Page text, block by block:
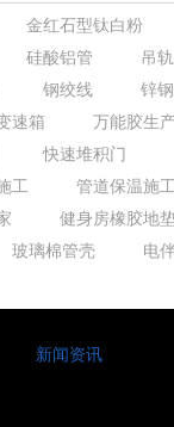
金红石型钛白粉
硅酸铝管
吊
钢绞线
锌
速箱
万能胶生
快速堆积门
工
管道保温施
健身房橡胶地
玻璃棉管壳 电
新闻资讯